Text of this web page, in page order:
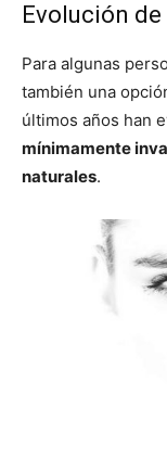
Evolución
Para algunas
también una
últimos años han
mínimamente
naturales.